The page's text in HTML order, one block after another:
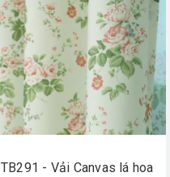
TB291 - Vải Canvas lá hoa